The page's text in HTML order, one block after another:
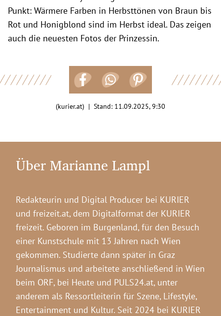
Punkt: Wärmere Farben in Herbsttönen von Braun bis
Rot und Honigblond sind im Herbst ideal. Das zeigen
auch die neuesten Fotos der Prinzessin.
(kurier.at) | Stand: 11.09.2025, 9:30
Über Marianne Lampl
Redakteurin und Digital Producer bei KURIER
und freizeit.at, dem Digitalformat der KURIER
freizeit. Geboren im Burgenland, für den Besuch
einer Kunstschule mit 13 Jahren nach Wien
gekommen. Studierte dann später in Graz
Journalismus und arbeitete anschließend in Wien
beim ORF, bei Heute und PULS24.at, unter
anderem als Ressortleiterin für Szene, Lifestyle,
Entertainment und Kultur. Seit 2024 bei KURIER